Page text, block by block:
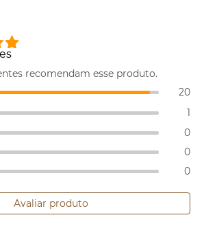
recomendam esse produto.
20
1
0
0
0
Avaliar produto